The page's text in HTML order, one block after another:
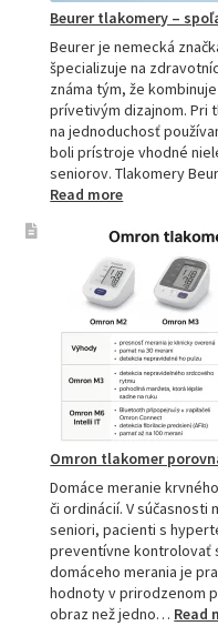
Beurer tlakomery –
Beurer je nemecká
špecializuje na
známa tým, že
prívetivým dizajnom. Pri
na jednoduchosť
boli prístroje vhodné
seniorov. Tlakomery
Read more:
tlakomery
spoľahlivý
pomocník
pre
zdravie
Omron tlakomer
Domáce meranie
či ordinácií. V súčasnosti
seniori, pacienti s
preventívne kontrolovať
domáceho merania je
hodnoty v prirodzenom
obraz než jedno… Read